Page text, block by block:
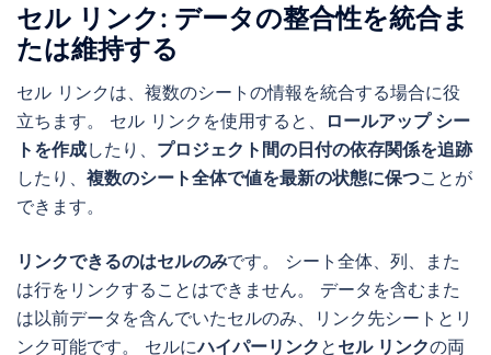
セル リンク: データの整合性を統合ま
たは維持する
セル リンクは、複数のシートの情報を統合する場合に役
立ちます。 セル リンクを使用すると、
ロールアップ シー
トを作成したり、 プロジェクト間の日付の依存関係を追跡
したり、 複数のシート全体で値を最新の状態に保つことが
できます。
リンクできるのはセルのみです。 シート全体、列、また
は行をリンクすることはできません。 データを含むまた
は以前データを含んでいたセルのみ、リンク先シートとリ
ンク可能です。 セルにハイパーリンク と セル リンクの両